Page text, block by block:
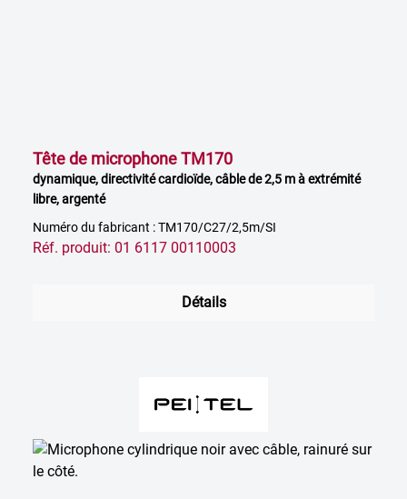
Tête de microphone TM170
dynamique, directivité cardioïde, câble de 2,5 m à extrémité
libre, argenté
Numéro du fabricant : TM170/C27/2,5m/SI
Réf. produit: 01 6117 00110003
Détails